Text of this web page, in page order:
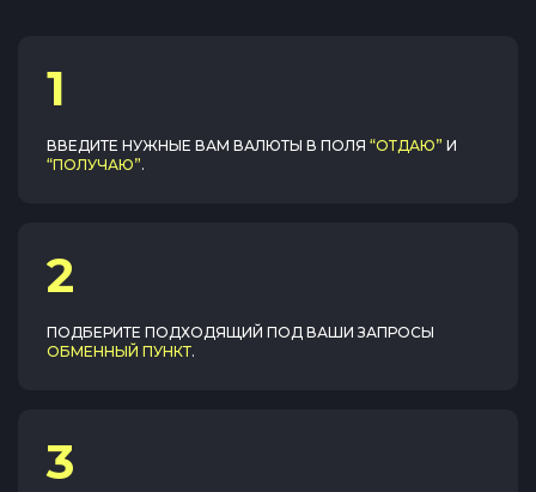
1
ВВЕДИТЕ НУЖНЫЕ ВАМ ВАЛЮТЫ В ПОЛЯ “ОТДАЮ” И
“ПОЛУЧАЮ”.
2
ПОДБЕРИТЕ ПОДХОДЯЩИЙ ПОД ВАШИ ЗАПРОСЫ
ОБМЕННЫЙ ПУНКТ.
3